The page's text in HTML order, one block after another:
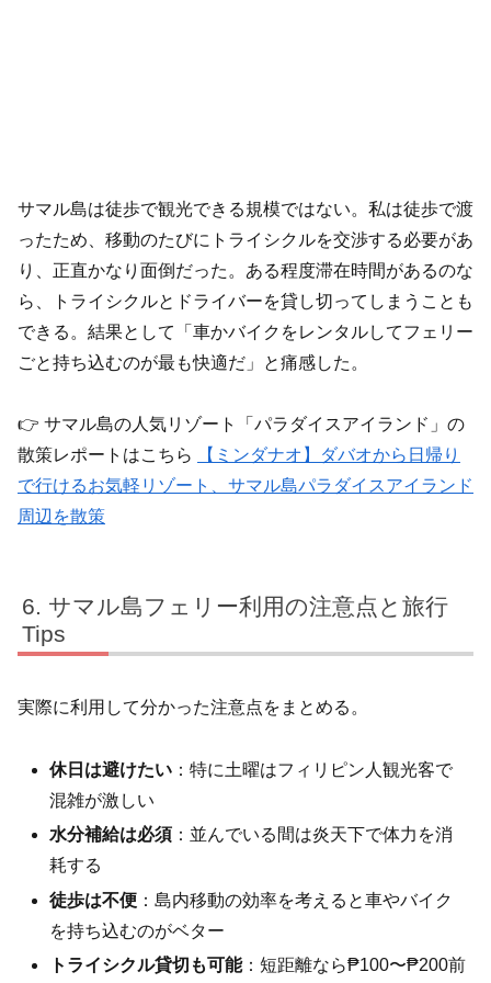
サマル島は徒歩で観光できる規模ではない。私は徒歩で渡
ったため、移動のたびにトライシクルを交渉する必要があ
り、正直かなり面倒だった。ある程度滞在時間があるのな
ら、トライシクルとドライバーを貸し切ってしまうことも
できる。結果として「車かバイクをレンタルしてフェリー
ごと持ち込むのが最も快適だ」と痛感した。
👉 サマル島の人気リゾート「パラダイスアイランド」の
散策レポートはこちら
【ミンダナオ】ダバオから日帰り
で行けるお気軽リゾート、サマル島パラダイスアイランド
周辺を散策
サマル島フェリー利用の注意点と旅行
Tips
実際に利用して分かった注意点をまとめる。
休日は避けたい ：特に土曜はフィリピン人観光客で
混雑が激しい
水分補給は必須 ：並んでいる間は炎天下で体力を消
耗する
徒歩は不便 ：島内移動の効率を考えると車やバイク
を持ち込むのがベター
トライシクル貸切も可能：短距離なら₱100〜₱200前